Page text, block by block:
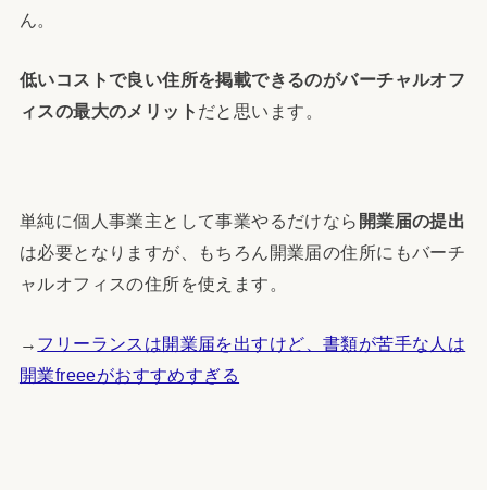
ん。
低いコストで良い住所を掲載できるのがバーチャルオフ
ィスの最大のメリット だと思います。
単純に個人事業主として事業やるだけなら 開業届の提出
は必要となりますが、もちろん開業届の住所にもバーチ
ャルオフィスの住所を使えます。
→ フリーランスは開業届を出すけど、書類が苦手な人は
開業freeeがおすすめすぎる